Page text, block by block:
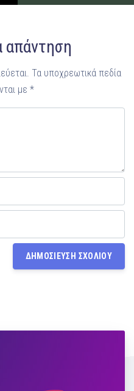
απάντηση
Τα υποχρεωτικά πεδία
με *